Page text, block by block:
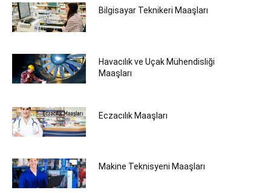
Bilgisayar Teknikeri Maaşları
Havacılık ve Uçak Mühendisliği
Maaşları
Eczacılık Maaşları
Makine Teknisyeni Maaşları